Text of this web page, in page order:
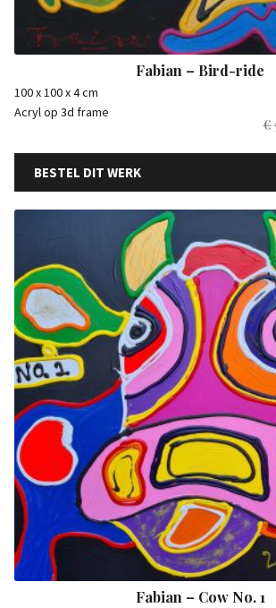
Fabian – Bird-ride
100 x 100 x 4 cm
Acryl op 3d frame
€
BESTEL DIT WERK
Fabian – Cow No. 1